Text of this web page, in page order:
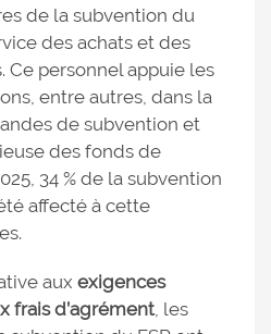
de la subvention du
des achats et des
Ce personnel appuie les
entre autres, dans la
de subvention et
des fonds de
34 % de la subvention
affecté à cette
aux exigences
frais d’agrément , les